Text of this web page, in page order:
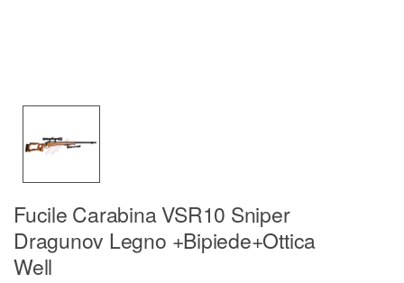
Fucile Carabina VSR10 Sniper
Dragunov Legno +Bipiede+Ottica
Well